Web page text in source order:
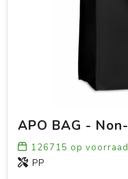
126715 op voorraad
PP